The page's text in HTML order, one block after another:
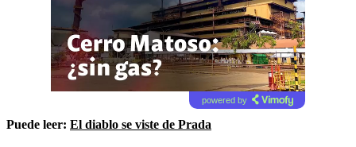
powered by
Puede leer: El diablo se viste de Prada